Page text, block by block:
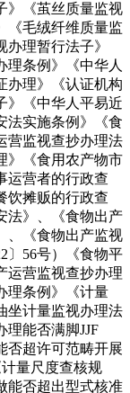
》《茧丝质量监视
《毛绒纤维质量监
理暂行法子》
理条例》《中华人
办理》《认证机构
》《中华人平易近
法实施条例》《食
营监视查抄办理法
》《食用农产物市
运营者的行政查
饮摊贩的行政查
法》、《食物出产
、《食物出产监视
〕56号）《食物平
运营监视查抄办理
理条例》《计量
坐计量监视办理法
理能否满脚JJF
否超许可范畴开展
量尺度查核规
能否超出型式核准